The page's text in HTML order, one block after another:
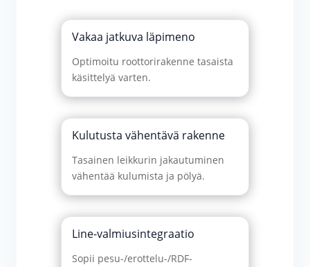
Vakaa jatkuva läpimeno
Optimoitu roottorirakenne tasaista
käsittelyä varten.
Kulutusta vähentävä rakenne
Tasainen leikkurin jakautuminen
vähentää kulumista ja pölyä.
Line-valmiusintegraatio
Sopii pesu-/erottelu-/RDF-